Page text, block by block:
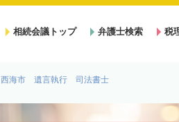
相続会議トップ 弁護士検索 税
西海市 遺言執行 司法書士